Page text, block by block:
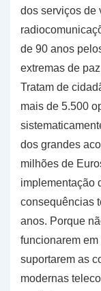
dos serviços de
de 90 anos
extremas de
Tratam de
mais de 5.500
dos grandes
milhões de
implementação
consequências
anos. Porque
funcionarem
suportarem as
modernas